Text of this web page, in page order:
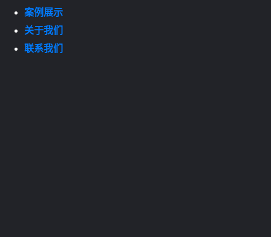
案例展示
关于我们
联系我们